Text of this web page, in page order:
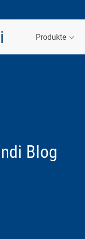
Produkte
Blog